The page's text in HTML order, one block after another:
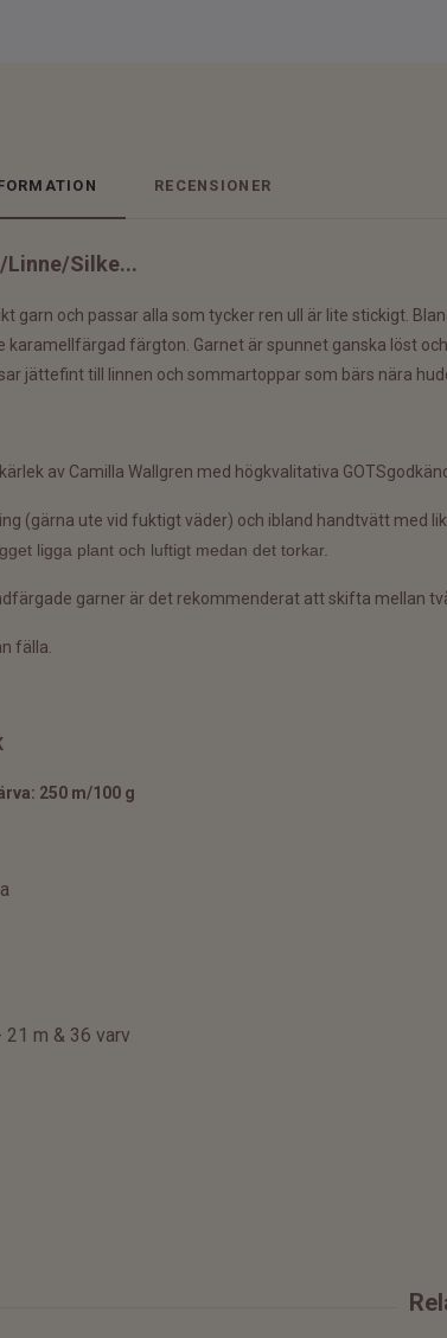
RECENSIONER
Linne/Silke...
garn och passar alla som tycker ren ull är lite stickigt.
karamellfärgad färgton. Garnet är spunnet ganska löst
jättefint till linnen och sommartoppar som bärs nära
av Camilla Wallgren med högkvalitativa
(gärna ute vid fuktigt väder) och ibland handtvätt med
ligga plant och luftigt medan det torkar.
garner är det rekommenderat att skifta mellan
fälla.
250 m/100 g
21 m & 36 varv